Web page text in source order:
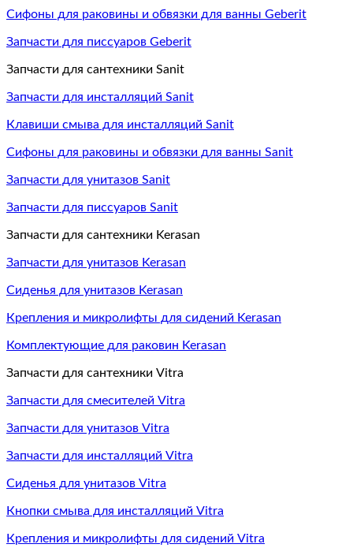
Сифоны для раковины и обвязки для ванны Geberit
Запчасти для писсуаров Geberit
Запчасти для сантехники Sanit
Запчасти для инсталляций Sanit
Клавиши смыва для инсталляций Sanit
Сифоны для раковины и обвязки для ванны Sanit
Запчасти для унитазов Sanit
Запчасти для писсуаров Sanit
Запчасти для сантехники Kerasan
Запчасти для унитазов Kerasan
Сиденья для унитазов Kerasan
Крепления и микролифты для сидений Kerasan
Комплектующие для раковин Kerasan
Запчасти для сантехники Vitra
Запчасти для смесителей Vitra
Запчасти для унитазов Vitra
Запчасти для инсталляций Vitra
Сиденья для унитазов Vitra
Кнопки смыва для инсталляций Vitra
Крепления и микролифты для сидений Vitra